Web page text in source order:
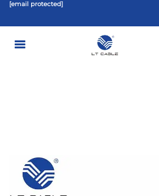
[email protected]